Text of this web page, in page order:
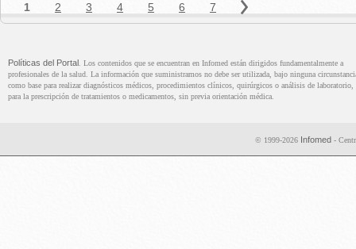
Políticas del Portal . Los contenidos que se encuentran en Infomed están dirigidos fundamentalmente a
profesionales de la salud. La información que suministramos no debe ser utilizada, bajo ninguna
como base para realizar diagnósticos médicos, procedimientos clínicos, quirúrgicos o análisis de laboratorio,
para la prescripción de tratamientos o medicamentos, sin previa orientación médica.
© 1999-2026 Infomed -